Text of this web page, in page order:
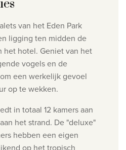
van het Eden Park
ligging ten midden de
het hotel. Geniet van het
vogels en de
een werkelijk gevoel
op te wekken.
in totaal 12 kamers aan
het strand. De "deluxe"
hebben een eigen